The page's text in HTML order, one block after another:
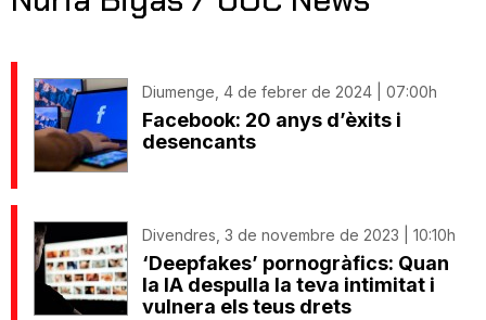
Diumenge, 4 de febrer de 2024 | 07:00h
Facebook: 20 anys d’èxits i
desencants
Divendres, 3 de novembre de 2023 | 10:10h
‘Deepfakes’ pornogràfics: Quan
la IA despulla la teva intimitat i
vulnera els teus drets